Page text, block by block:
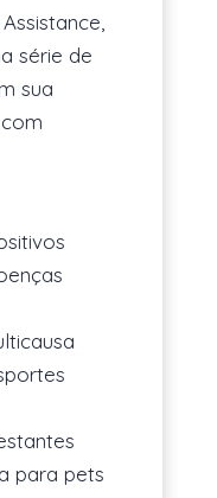
série de
sua
para pets